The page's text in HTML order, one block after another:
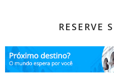
RESERVE